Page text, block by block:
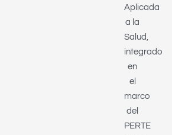
Aplicada
a la
Salud,
integrado
en
el
marco
del
PERTE